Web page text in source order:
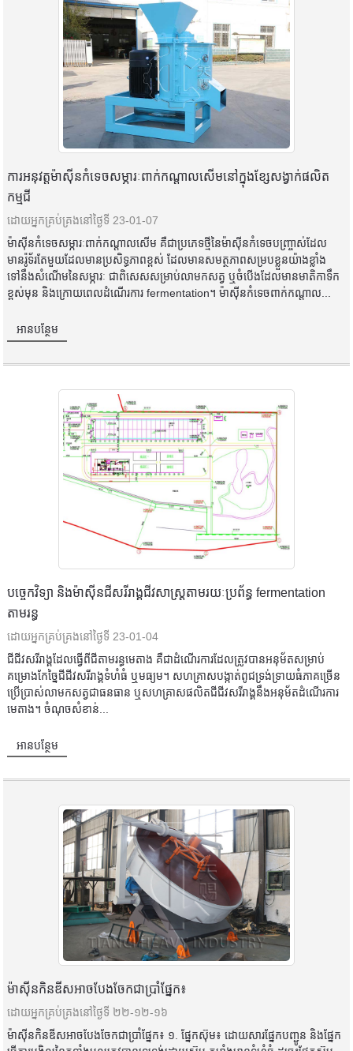
ការអនុវត្តម៉ាស៊ីនកំទេចសម្ភារៈពាក់កណ្តាលសើមនៅក្នុងខ្សែសង្វាក់ផលិត
កម្មជី
ដោយអ្នកគ្រប់គ្រងនៅថ្ងៃទី 23-01-07
ម៉ាស៊ីនកំទេចសម្ភារៈពាក់កណ្ដាលសើម គឺជាប្រភេទថ្មីនៃម៉ាស៊ីនកំទេចបញ្ច្រាស់ដែល
មានរ៉ូទ័រតែមួយដែលមានប្រសិទ្ធភាពខ្ពស់ ដែលមានសមត្ថភាពសម្របខ្លួនយ៉ាងខ្លាំង
ទៅនឹងសំណើមនៃសម្ភារៈ ជាពិសេសសម្រាប់លាមកសត្វ ឬចំបើងដែលមានមាតិកាទឹក
ខ្ពស់មុន និងក្រោយពេលដំណើរការ fermentation។ ម៉ាស៊ីនកំទេចពាក់កណ្តាល...
អានបន្ថែម
បច្ចេកវិទ្យា និងម៉ាស៊ីនជីសរីរាង្គជីវសាស្ត្រតាមរយៈប្រព័ន្ធ fermentation
តាមរន្ធ
ដោយអ្នកគ្រប់គ្រងនៅថ្ងៃទី 23-01-04
ជីជីវសរីរាង្គ​ដែល​ធ្វើ​ពី​ជី​តាម​រន្ធ​មេតាង គឺជាដំណើរការ​ដែល​ត្រូវ​បាន​អនុម័ត​សម្រាប់​
គម្រោង​កែច្នៃ​ជី​ជីវសរីរាង្គ​ទំហំ​ធំ ឬ​មធ្យម។ សហគ្រាស​បង្កាត់​ពូជ​ទ្រង់ទ្រាយ​ធំ​ភាគច្រើន​
ប្រើប្រាស់​លាមក​សត្វ​ជា​ធនធាន ឬ​សហគ្រាស​ផលិត​ជី​ជីវសរីរាង្គ​នឹង​អនុម័ត​ដំណើរការ​
មេតាង។ ចំណុច​សំខាន់...
អានបន្ថែម
ម៉ាស៊ីនកិនឌីសអាចបែងចែកជាប្រាំផ្នែក៖
ដោយអ្នកគ្រប់គ្រងនៅថ្ងៃទី ២២-១២-១៦
ម៉ាស៊ីនកិនឌីសអាចបែងចែកជាប្រាំផ្នែក៖ ១. ផ្នែកស៊ុម៖ ដោយសារផ្នែកបញ្ជូន និងផ្នែក